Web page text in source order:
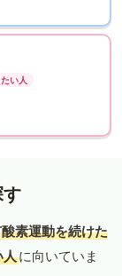
い人
素運動を続けた
人に向いていま